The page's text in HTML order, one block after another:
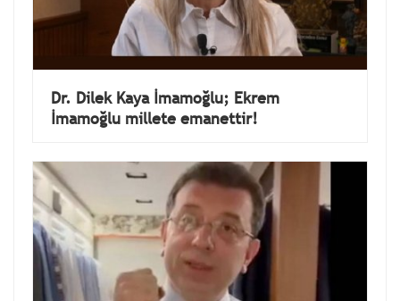
Dr. Dilek Kaya İmamoğlu; Ekrem
İmamoğlu millete emanettir!